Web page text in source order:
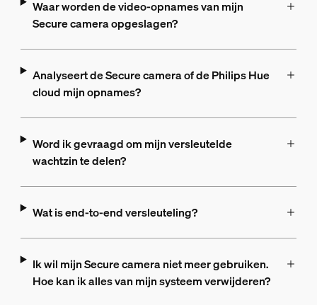
Waar worden de video-opnames van mijn
Secure camera opgeslagen?
Analyseert de Secure camera of de Philips Hue
cloud mijn opnames?
Word ik gevraagd om mijn versleutelde
wachtzin te delen?
Wat is end-to-end versleuteling?
Ik wil mijn Secure camera niet meer gebruiken.
Hoe kan ik alles van mijn systeem verwijderen?